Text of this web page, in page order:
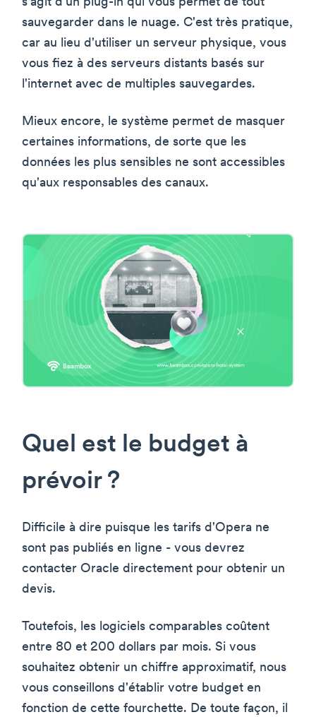
sauvegarder dans le nuage. C'est très pratique,
car au lieu d'utiliser un serveur physique, vous
vous fiez à des serveurs distants basés sur
l'internet avec de multiples sauvegardes.
Mieux encore, le système permet de masquer
certaines informations, de sorte que les
données les plus sensibles ne sont accessibles
qu'aux responsables des canaux.
Quel est le budget à
prévoir ?
Difficile à dire puisque les tarifs d'Opera ne
sont pas publiés en ligne - vous devrez
contacter Oracle directement pour obtenir un
devis.
Toutefois, les logiciels comparables coûtent
entre 80 et 200 dollars par mois. Si vous
souhaitez obtenir un chiffre approximatif, nous
vous conseillons d'établir votre budget en
fonction de cette fourchette. De toute façon, il